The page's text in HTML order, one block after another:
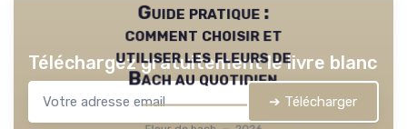
Guide pratique :
comment choisir et
utiliser les fleurs de
Bach au quotidien
Téléchargez gratuitement le livre blanc
➔ Télécharger